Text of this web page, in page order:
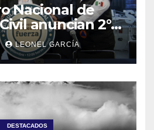
Nacional de
anuncian 2°
2026
LEONEL GARCÍA
DESTACADOS